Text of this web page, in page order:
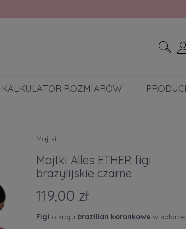
KALKULATOR ROZMIARÓW
Majtki
Majtki Alles ETHER figi
brazylijskie czarne
119,00 zł
Figi o kroju brazilian koronkowew kolorze